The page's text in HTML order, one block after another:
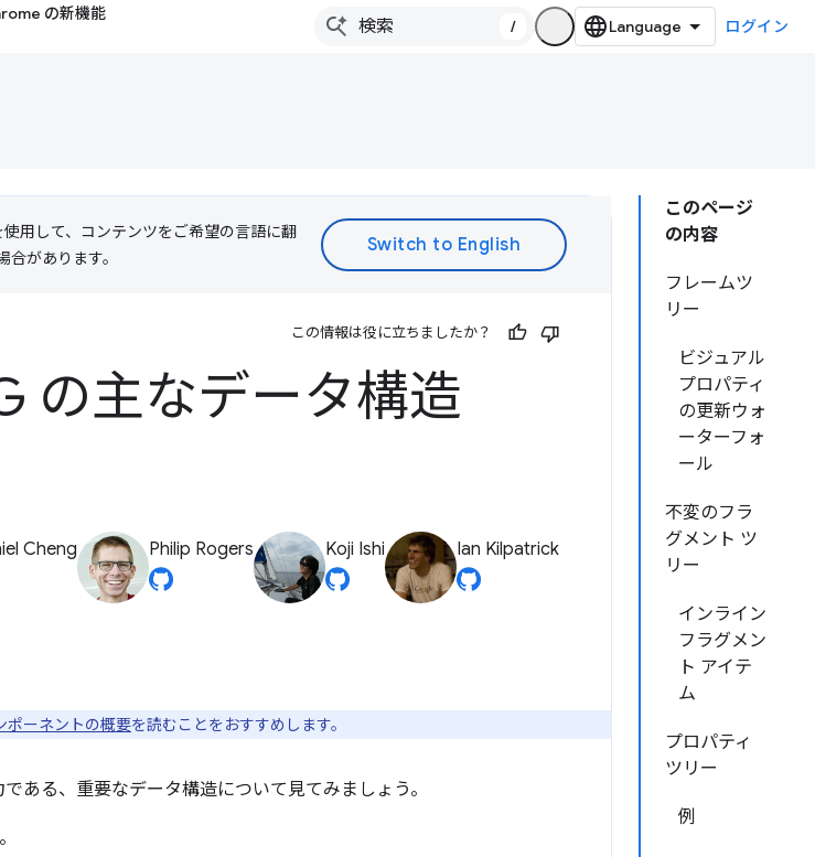
の新機能
/ ログイン
このページ
の内容
フレームツ
リー
ビジュアル
プロパティ
の更新ウォ
ーターフォ
ール
不変のフラ
グメント ツ
リー
インライン
フラグメン
ト アイテ
ム
プロパティ
ツリー
例
用して、コンテンツをご希望の言語に翻
があります。
この情報は役に立ちましたか？
の主なデータ構造
Cheng Philip Rogers Koji Ishi Ian Kilpatrick
ポーネントの概要を読むことをおすすめします。
ある、重要なデータ構造について見てみましょう。